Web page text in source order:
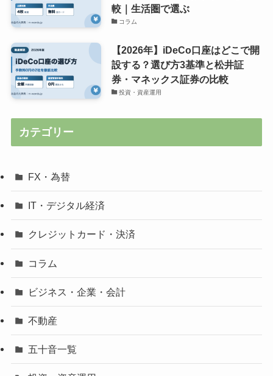
較｜生活圏で選ぶ
コラム
【2026年】iDeCo口座はどこで開
設する？選び方3基準と松井証
券・マネックス証券の比較
投資・資産運用
カテゴリー
FX・為替
IT・デジタル経済
クレジットカード・決済
コラム
ビジネス・企業・会計
不動産
五十音一覧